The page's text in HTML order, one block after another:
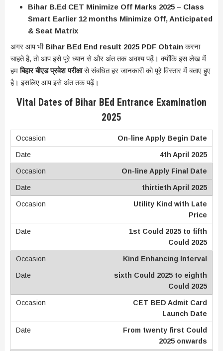
Bihar B.Ed CET Minimize Off Marks 2025 – Class
Smart Earlier 12 months Minimize Off, Anticipated
& Seat Matrix
अगर आप भी Bihar BEd End result 2025 PDF Obtainकरना
चाहते है, तो आप इसे पूरे ध्यान से और अंत तक अवश्य पढ़ें। क्योंकि इस लेख में
हमबिहार बीएड प्रवेश परीक्षासे संबधित हर जानकारी को पूरे विस्तार में बताए हुए
है। इसलिए आप इसे अंत तक पढ़ें।
Vital Dates of Bihar BEd Entrance Examination
2025
On-line Apply Begin Date
4th April 2025
On-line Apply Final Date
thirtieth April 2025
Utility Kind with Late
Price
1st Could 2025 to fifth
Could 2025
Kind Enhancing Interval
sixth Could 2025 to eighth
Could 2025
CET BED Admit Card
Launch Date
From twenty first Could
2025 onwards